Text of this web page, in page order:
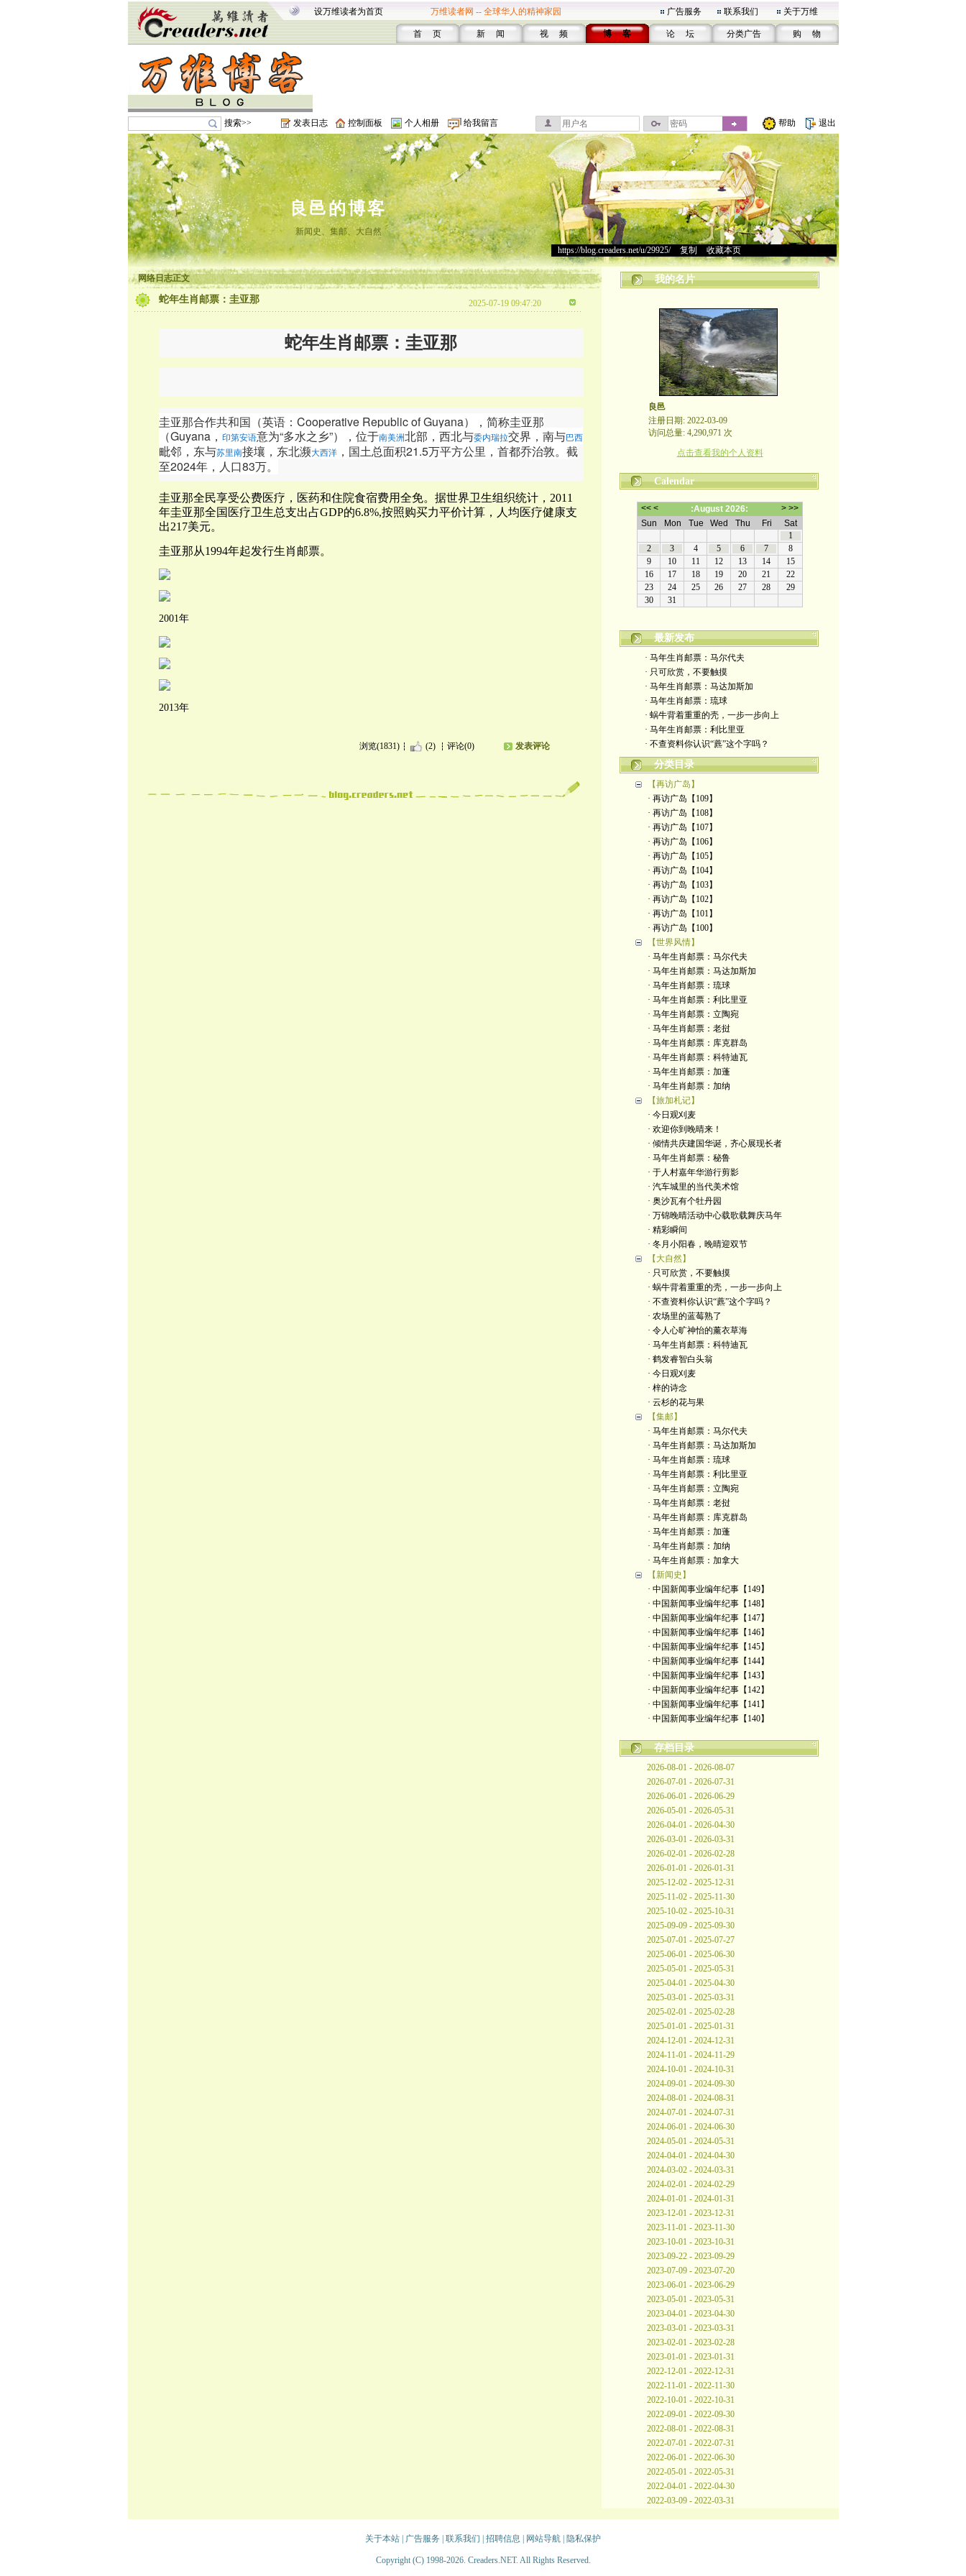
设万维读者为首页 万维读者网 -- 全球华人的精神家园 广告服务 联系我们 关于万维
首 页 新 闻 视 频 博 客 论 坛 分类广告 购 物
搜索>> 发表日志 控制面板 个人相册 给我留言 帮助 退出
良邑的博客
新闻史、集邮、大自然
https://blog.creaders.net/u/29925/> 复制 收藏本页
网络日志正文
蛇年生肖邮票：圭亚那 2025-07-19 09:47:20
蛇年生肖邮票：圭亚那
圭亚那合作共和国（英语：Cooperative Republic of Guyana），简称圭亚那
（Guyana， 印第安语意为“多水之乡”），位于南美洲北部，西北与委内瑞拉交界，南与巴西
毗邻，东与苏里南接壤，东北濒大西洋，国土总面积21.5万平方公里，首都乔治敦。截
至2024年，人口83万。
圭亚那全民享受公费医疗，医药和住院食宿费用全免。据世界卫生组织统计，2011
年圭亚那全国医疗卫生总支出占GDP的6.8%,按照购买力平价计算，人均医疗健康支
出217美元。
圭亚那从1994年起发行生肖邮票。
2001年
2013年
浏览(1831) (2) 评论(0) 发表评论
我的名片
良邑
注册日期: 2022-03-09
访问总量: 4,290,971 次
点击查看我的个人资料
Calendar
最新发布
· 马年生肖邮票：马尔代夫
· 只可欣赏，不要触摸
· 马年生肖邮票：马达加斯加
· 马年生肖邮票：琉球
· 蜗牛背着重重的壳，一步一步向上
· 马年生肖邮票：利比里亚
· 不查资料你认识“藨”这个字吗？
分类目录
【再访广岛】
· 再访广岛【109】
· 再访广岛【108】
· 再访广岛【107】
· 再访广岛【106】
· 再访广岛【105】
· 再访广岛【104】
· 再访广岛【103】
· 再访广岛【102】
· 再访广岛【101】
· 再访广岛【100】
【世界风情】
· 马年生肖邮票：马尔代夫
· 马年生肖邮票：马达加斯加
· 马年生肖邮票：琉球
· 马年生肖邮票：利比里亚
· 马年生肖邮票：立陶宛
· 马年生肖邮票：老挝
· 马年生肖邮票：库克群岛
· 马年生肖邮票：科特迪瓦
· 马年生肖邮票：加蓬
· 马年生肖邮票：加纳
【旅加札记】
· 今日观刈麦
· 欢迎你到晚晴来！
· 倾情共庆建国华诞，齐心展现长者
· 马年生肖邮票：秘鲁
· 于人村嘉年华游行剪影
· 汽车城里的当代美术馆
· 奥沙瓦有个牡丹园
· 万锦晚晴活动中心载歌载舞庆马年
· 精彩瞬间
· 冬月小阳春，晚晴迎双节
【大自然】
· 只可欣赏，不要触摸
· 蜗牛背着重重的壳，一步一步向上
· 不查资料你认识“藨”这个字吗？
· 农场里的蓝莓熟了
· 令人心旷神怡的薰衣草海
· 马年生肖邮票：科特迪瓦
· 鹤发睿智白头翁
· 今日观刈麦
· 梓的诗念
· 云杉的花与果
【集邮】
· 马年生肖邮票：马尔代夫
· 马年生肖邮票：马达加斯加
· 马年生肖邮票：琉球
· 马年生肖邮票：利比里亚
· 马年生肖邮票：立陶宛
· 马年生肖邮票：老挝
· 马年生肖邮票：库克群岛
· 马年生肖邮票：加蓬
· 马年生肖邮票：加纳
· 马年生肖邮票：加拿大
【新闻史】
· 中国新闻事业编年纪事【149】
· 中国新闻事业编年纪事【148】
· 中国新闻事业编年纪事【147】
· 中国新闻事业编年纪事【146】
· 中国新闻事业编年纪事【145】
· 中国新闻事业编年纪事【144】
· 中国新闻事业编年纪事【143】
· 中国新闻事业编年纪事【142】
· 中国新闻事业编年纪事【141】
· 中国新闻事业编年纪事【140】
存档目录
2026-08-01 - 2026-08-07
2026-07-01 - 2026-07-31
2026-06-01 - 2026-06-29
2026-05-01 - 2026-05-31
2026-04-01 - 2026-04-30
2026-03-01 - 2026-03-31
2026-02-01 - 2026-02-28
2026-01-01 - 2026-01-31
2025-12-02 - 2025-12-31
2025-11-02 - 2025-11-30
2025-10-02 - 2025-10-31
2025-09-09 - 2025-09-30
2025-07-01 - 2025-07-27
2025-06-01 - 2025-06-30
2025-05-01 - 2025-05-31
2025-04-01 - 2025-04-30
2025-03-01 - 2025-03-31
2025-02-01 - 2025-02-28
2025-01-01 - 2025-01-31
2024-12-01 - 2024-12-31
2024-11-01 - 2024-11-29
2024-10-01 - 2024-10-31
2024-09-01 - 2024-09-30
2024-08-01 - 2024-08-31
2024-07-01 - 2024-07-31
2024-06-01 - 2024-06-30
2024-05-01 - 2024-05-31
2024-04-01 - 2024-04-30
2024-03-02 - 2024-03-31
2024-02-01 - 2024-02-29
2024-01-01 - 2024-01-31
2023-12-01 - 2023-12-31
2023-11-01 - 2023-11-30
2023-10-01 - 2023-10-31
2023-09-22 - 2023-09-29
2023-07-09 - 2023-07-20
2023-06-01 - 2023-06-29
2023-05-01 - 2023-05-31
2023-04-01 - 2023-04-30
2023-03-01 - 2023-03-31
2023-02-01 - 2023-02-28
2023-01-01 - 2023-01-31
2022-12-01 - 2022-12-31
2022-11-01 - 2022-11-30
2022-10-01 - 2022-10-31
2022-09-01 - 2022-09-30
2022-08-01 - 2022-08-31
2022-07-01 - 2022-07-31
2022-06-01 - 2022-06-30
2022-05-01 - 2022-05-31
2022-04-01 - 2022-04-30
2022-03-09 - 2022-03-31
关于本站 广告服务 联系我们 招聘信息 网站导航 隐私保护
Copyright (C) 1998-2026. Creaders.NET. All Rights Reserved.